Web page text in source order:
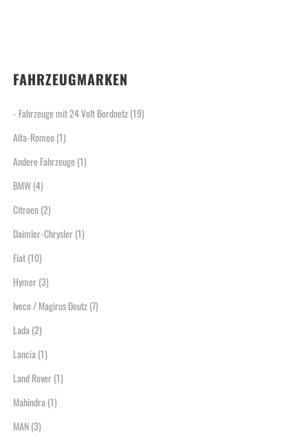
FAHRZEUGMARKEN
- Fahrzeuge mit 24 Volt Bordnetz(19)
Alfa-Romeo(1)
Andere Fahrzeuge(1)
BMW(4)
Citroen(2)
Daimler-Chrysler(1)
Fiat(10)
Hymer(3)
Iveco / Magirus Deutz(7)
Lada(2)
Lancia(1)
Land Rover(1)
Mahindra(1)
MAN(3)